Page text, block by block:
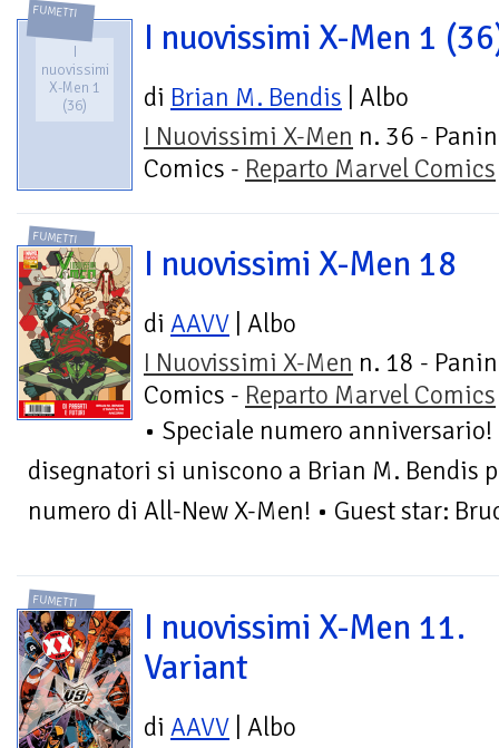
FUMETTI
I
nuovissimi
X-Men 1
(36)
I nuovissimi X-Men 1
di Brian M. Bendis | Albo
I Nuovissimi X-Men n. 36 -
Comics - Reparto Marvel Comics
FUMETTI
I nuovissimi X-Men 18
di AAVV | Albo
I Nuovissimi X-Men n. 18 -
Comics - Reparto Marvel Comics
• Speciale numero
disegnatori si uniscono a Brian M. Bendis
numero di All-New X-Men! • Guest star:
FUMETTI
I nuovissimi X-Men 11.
Variant
di AAVV | Albo